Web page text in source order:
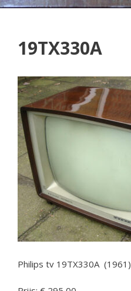
19TX330A
Philips tv 19TX330A (1961)